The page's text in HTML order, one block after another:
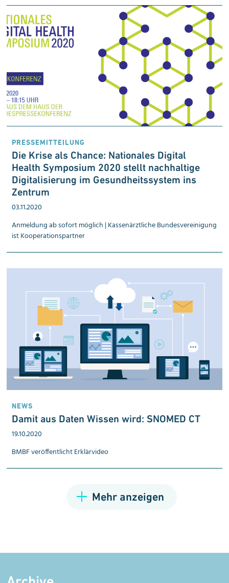
PRESSEMITTEILUNG
Die Krise als Chance: Nationales Digital
Health Sym­posium 2020 stellt nach­haltige
Digital­isierung im Gesund­heits­system ins
Zentrum
03.11.2020
Anmeldung ab sofort möglich | Kassenärztliche Bundesvereinigung
ist Kooperationspartner
NEWS
Damit aus Daten Wissen wird: SNOMED CT
19.10.2020
BMBF veröffentlicht Erklärvideo
Mehr anzeigen